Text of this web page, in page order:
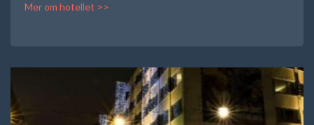
Mer om hotellet >>